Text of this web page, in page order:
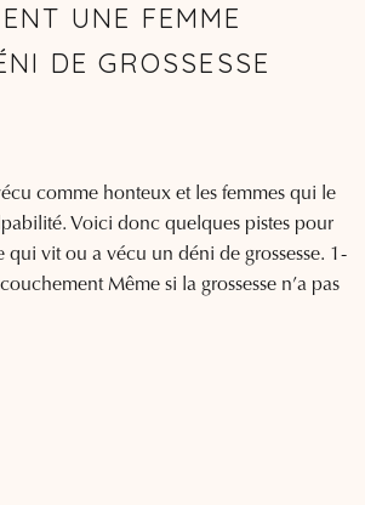
comme honteux et les femmes qui le
Voici donc quelques pistes pour
vit ou a vécu un déni de grossesse. 1-
Même si la grossesse n’a pas
UNE FEMME
DE GROSSESSE